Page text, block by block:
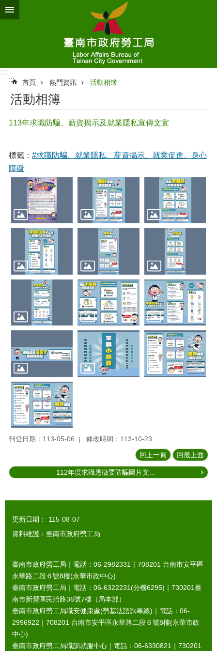
跳到主要內容區塊
:::
:::
首頁 熱門資訊 活動相簿
活動相簿
113年求職防騙、薪資揭示及就業隱私宣傳文宣
標籤： #求職防騙、就業隱私、薪資揭示、就業促進、身心
障礙
刊登日期：113-05-06 修改時間：113-10-23
回上一頁 回最上面
112年度求職應徵要防騙圖片文...
:::
更新日期：
115-08-07
資料維護：臺南市政府勞工局
臺南市政府勞工局｜電話：06-2982331｜ 708201 台南市安平區
永華路二段６號8樓(永華市政中心)
臺南市政府勞工局｜電話：06-6322231(分機6295)｜ 730201臺
南市新營區民治路36號7樓（局本部）
臺南市政府勞工局職安健康處(勞基法諮詢專線)｜電話：06-
2996922｜ 708201 台南市安平區永華路二段６號8樓(永華市政
中心)
臺南市政府勞工局職訓就服中心｜電話：06-6330821｜ 730201